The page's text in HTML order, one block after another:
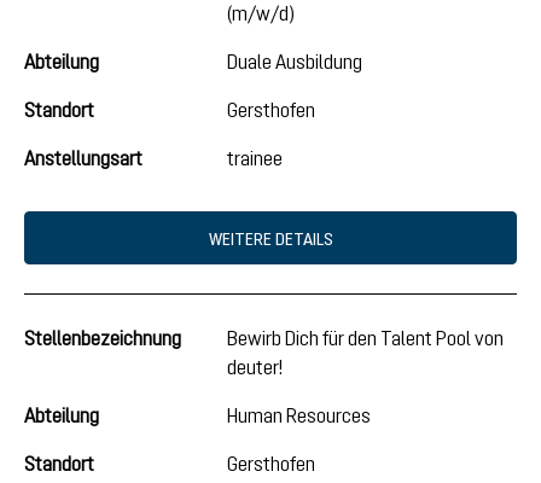
(m/w/d)
Abteilung Duale Ausbildung
Standort Gersthofen
Anstellungsart trainee
WEITERE DETAILS
Stellenbezeichnung
Bewirb Dich für den Talent Pool von
deuter!
Abteilung Human Resources
Standort Gersthofen